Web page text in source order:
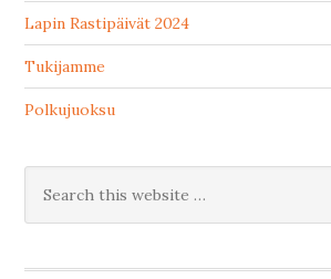
Lapin Rastipäivät 2024
Tukijamme
Polkujuoksu